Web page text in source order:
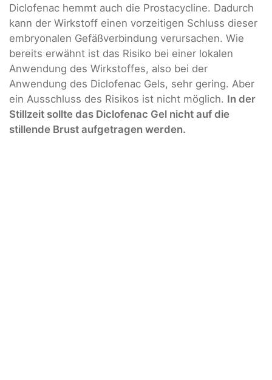
Diclofenac hemmt auch die Prostacycline. Dadurch
kann der Wirkstoff einen vorzeitigen Schluss dieser
embryonalen Gefäßverbindung verursachen. Wie
bereits erwähnt ist das Risiko bei einer lokalen
Anwendung des Wirkstoffes, also bei der
Anwendung des Diclofenac Gels, sehr gering. Aber
ein Ausschluss des Risikos ist nicht möglich. In der
Stillzeit sollte das Diclofenac Gel nicht auf die
stillende Brust aufgetragen werden.